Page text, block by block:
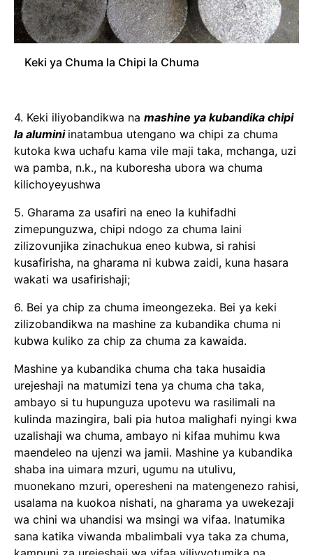
Keki ya Chuma la Chipi la Chuma
4. Keki iliyobandikwa na mashine ya kubandika chipi
la alumini inatambua utengano wa chipi za chuma
kutoka kwa uchafu kama vile maji taka, mchanga, uzi
wa pamba, n.k., na kuboresha ubora wa chuma
kilichoyeyushwa
5. Gharama za usafiri na eneo la kuhifadhi
zimepunguzwa, chipi ndogo za chuma laini
zilizovunjika zinachukua eneo kubwa, si rahisi
kusafirisha, na gharama ni kubwa zaidi, kuna hasara
wakati wa usafirishaji;
6. Bei ya chip za chuma imeongezeka. Bei ya keki
zilizobandikwa na mashine za kubandika chuma ni
kubwa kuliko za chip za chuma za kawaida.
Mashine ya kubandika chuma cha taka husaidia
urejeshaji na matumizi tena ya chuma cha taka,
ambayo si tu hupunguza upotevu wa rasilimali na
kulinda mazingira, bali pia hutoa malighafi nyingi kwa
uzalishaji wa chuma, ambayo ni kifaa muhimu kwa
maendeleo na ujenzi wa jamii. Mashine ya kubandika
shaba ina uimara mzuri, ugumu na utulivu,
muonekano mzuri, operesheni na matengenezo rahisi,
usalama na kuokoa nishati, na gharama ya uwekezaji
wa chini wa uhandisi wa msingi wa vifaa. Inatumika
sana katika viwanda mbalimbali vya taka za chuma,